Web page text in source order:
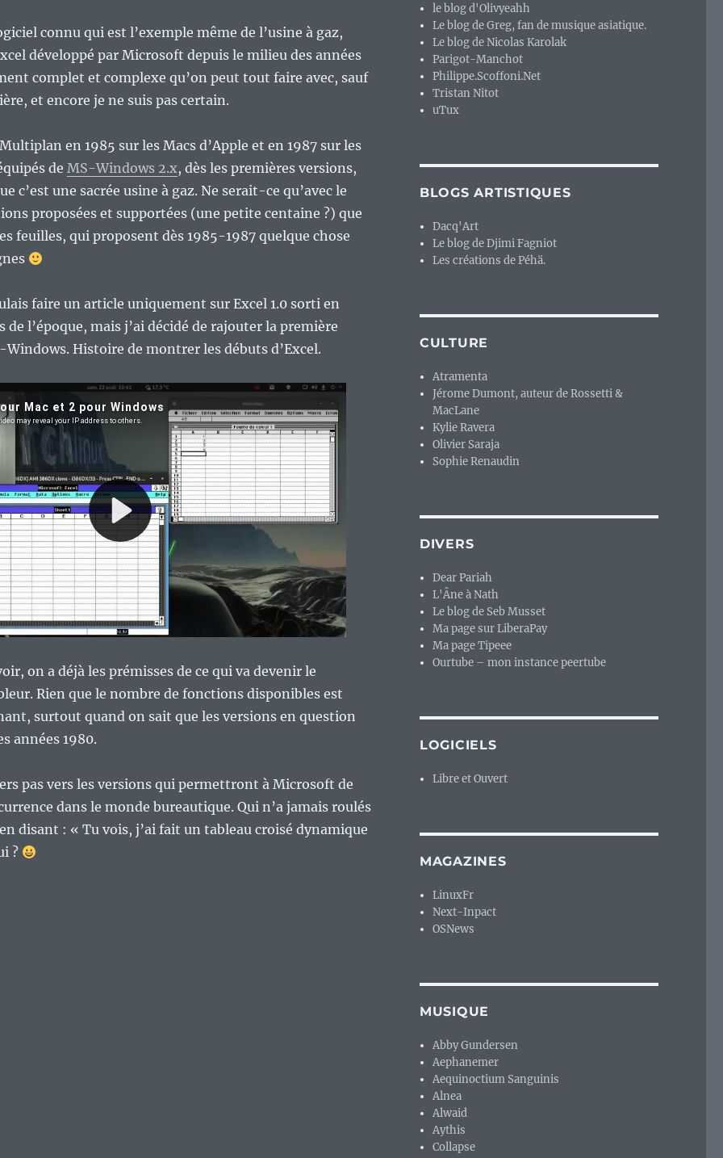
connu qui est l’exemple même de l’usine à gaz,
développé par Microsoft depuis le milieu des années
complet et complexe qu’on peut tout faire avec, sauf
et encore je ne suis pas certain.
en 1985 sur les Macs d’Apple et en 1987 sur les
de MS-Windows 2.x, dès les premières versions,
c’est une sacrée usine à gaz. Ne serait-ce qu’avec le
proposées et supportées (une petite centaine ?) que
feuilles, qui proposent dès 1985-1987 quelque chose
faire un article uniquement sur Excel 1.0 sorti en
de l’époque, mais j’ai décidé de rajouter la première
Histoire de montrer les débuts d’Excel.
on a déjà les prémisses de ce qui va devenir le
Rien que le nombre de fonctions disponibles est
surtout quand on sait que les versions en question
années 1980.
pas vers les versions qui permettront à Microsoft de
dans le monde bureautique. Qui n’a jamais roulés
disant : « Tu vois, j’ai fait un tableau croisé dynamique
?
le blog d'Olivyeahh
Le blog de Greg, fan de musique asiatique.
Le blog de Nicolas Karolak
Parigot-Manchot
Philippe.Scoffoni.Net
Tristan Nitot
uTux
BLOGS ARTISTIQUES
Dacq'Art
Le blog de Djimi Fagniot
Les créations de Péhä.
CULTURE
Atramenta
Jérome Dumont, auteur de Rossetti &
MacLane
Kylie Ravera
Olivier Saraja
Sophie Renaudin
DIVERS
Dear Pariah
L'Âne à Nath
Le blog de Seb Musset
Ma page sur LiberaPay
Ma page Tipeee
Ourtube – mon instance peertube
LOGICIELS
Libre et Ouvert
MAGAZINES
LinuxFr
Next-Inpact
OSNews
MUSIQUE
Abby Gundersen
Aephanemer
Aequinoctium Sanguinis
Alnea
Alwaid
Aythis
Collapse